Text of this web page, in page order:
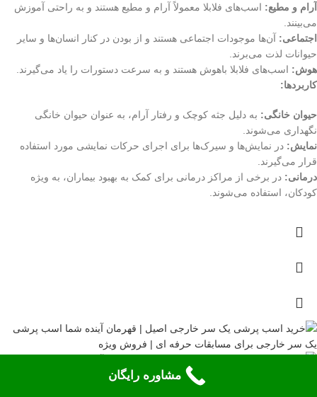
آرام و مطیع: اسب‌های فلابلا معمولاً آرام و مطیع هستند و به راحتی آموزش
می‌بینند.
اجتماعی: آن‌ها موجودات اجتماعی هستند و از بودن در کنار انسان‌ها و سایر
حیوانات لذت می‌برند.
هوش: اسب‌های فلابلا باهوش هستند و به سرعت دستورات را یاد می‌گیرند.
کاربردها:
حیوان خانگی: به دلیل جثه کوچک و رفتار آرام، به عنوان حیوان خانگی
نگهداری می‌شوند.
نمایش: در نمایش‌ها و سیرک‌ها برای اجرای حرکات نمایشی مورد استفاده
قرار می‌گیرند.
درمانی: در برخی از مراکز درمانی برای کمک به بهبود بیماران، به ویژه
کودکان، استفاده می‌شوند.
مشاوره رایگان